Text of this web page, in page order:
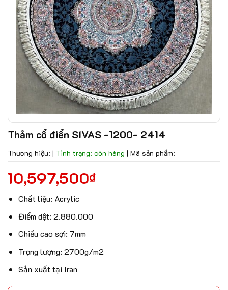
Thảm cổ điển SIVAS -1200- 2414
Thương hiệu: | Tình trạng: còn hàng | Mã sản phẩm:
10,597,500₫
Chất liệu: Acrylic
Điểm dệt: 2.880.000
Chiều cao sợi: 7mm
Trọng lượng: 2700g/m2
Sản xuất tại Iran